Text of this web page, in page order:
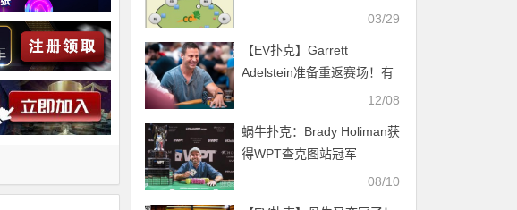
03/29
【EV扑克】Garrett
Adelstein准备重返赛场！有
外国网友表示：不欢迎！12/08
蜗牛扑克：Brady Holiman获
得WPT查克图站冠军
08/10